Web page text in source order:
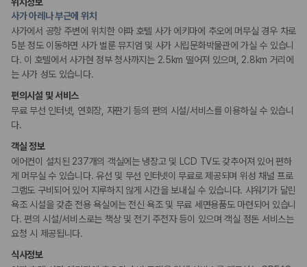
전국 렌트카 지점
1,829개
제주렌트카 가격비교 자주 묻는 질문
Q. 제주렌트카 가격비교는 카모아에서 어떻게 하나요?
A. 대여일, 반납일, 인수 지역을 선택하면 제주도 렌트카 업체별 가격, 차종,
보험 조건, 예약 가능 차량을 한 번에 비교할 수 있습니다.
Q. 제주 렌트카 최저가는 무엇을 기준으로 비교해야 하나요?
Q. 제주공항 근처 렌트카도 비교할 수 있나요?
Q. 제주 렌트카 가격비교 시 보험도 함께 비교할 수 있나요?
Q. 가족 여행에는 어떤 제주 렌트카를 비교해야 하나요?
제주렌트카 가격비교 주요 링크
제주도 렌트카 실시간 최저가 가격비교
제주 렌트카 예약
해외 렌트카 가격비교
연회장
장애인 편의시설
휠체어로 이용 가능
금연 숙박 시설
사가 아레나 부근에 위치
사가에서 공항 주변에 위치한 아파 호텔 사가 에키마에 추오에 머무실 경우 차로
5분 정도 이동하면 사가 벌룬 뮤지엄 및 사가 시립문화박물관에 가실 수 있습니
다. 이 호텔에서 사가현 정부 청사까지는 2.5km 떨어져 있으며, 2.8km 거리에
는 사가 성도 있습니다.
편의시설 및 서비스
무료 무선 인터넷, 연회장, 자판기 등의 편의 시설/서비스를 이용하실 수 있습니
다.
객실 정보
에어컨이 설치된 237개의 객실에는 냉장고 및 LCD TV도 갖추어져 있어 편하
게 머무실 수 있습니다. 유선 및 무선 인터넷이 무료로 제공되며 위성 채널 프로
그램도 구비되어 있어 지루하지 않게 시간을 보내실 수 있습니다. 샤워기가 달린
욕조 시설을 갖춘 전용 욕실에는 전신 욕조 및 무료 세면용품도 마련되어 있습니
다. 편의 시설/서비스로는 책상 및 전기 주전자 등이 있으며 객실 정돈 서비스는
요청 시 제공됩니다.
식사정보